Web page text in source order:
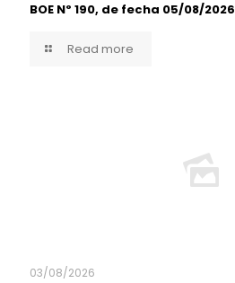
BOE Nº 190, de fecha 05/08/2026
Read more
03/08/2026